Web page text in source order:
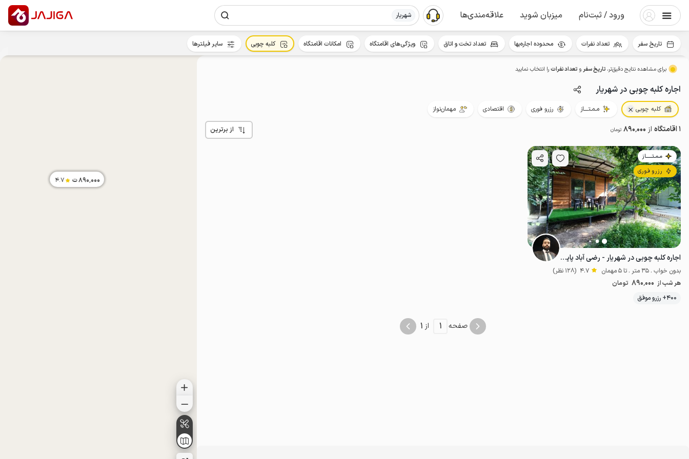
ورود / ثبت‌نام میزبان شوید علاقه‌مندی‌ها شهریار
890٬000ت 4.7
برای مشاهده نتایج دقیق‌تر، تاریخ سفرو تعداد نفراترا انتخاب نمایید
اجاره کلبه چوبی در شهریار
کلبه چوبی مـمـتــــاز رزرو فوری اقتصادی مهمان‌نواز
1 اقامتگاه از 890٬000 تومان از برترین
مـمـتــــــاز
رزرو فوری
اجاره کلبه چوبی در شهریار - رضی آباد پایین
بدون خواب . 35 متر . تا 5 مهمان 4.7 (128 نظر)
هر شب از 890٬000 تومان
400+ رزرو موفق
صفحه 1 از 1
تاریخ سفر تعداد نفرات محدوده اجاره‌بها تعداد تخت و اتاق ویژگی‌های اقامتگاه امکانات اقامتگاه کلبه چوبی سایر فیلترها